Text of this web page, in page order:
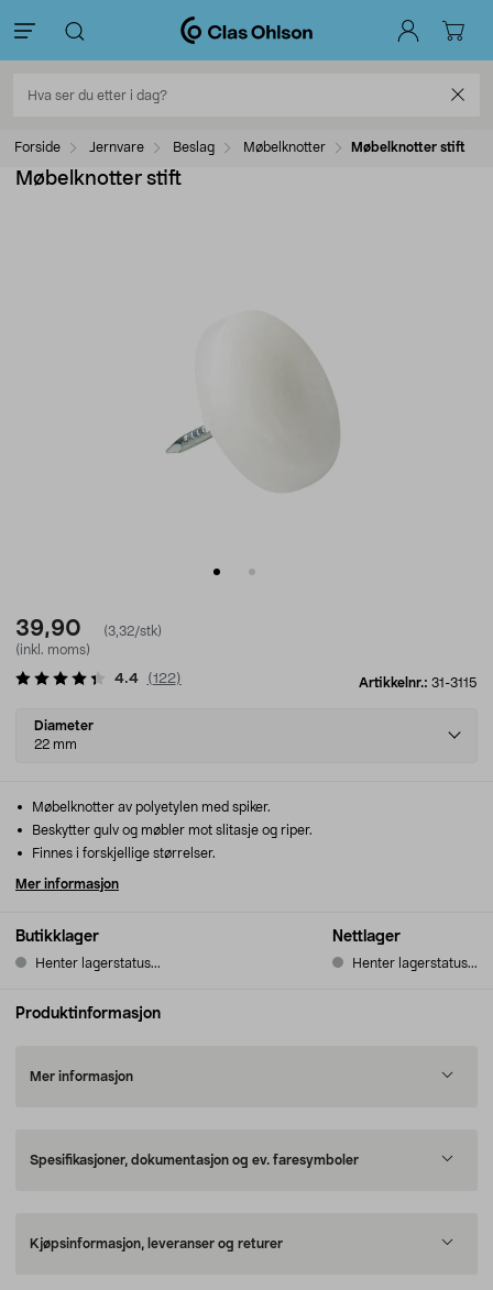
Forside Jernvare Beslag Møbelknotter Møbelknotter stift
Møbelknotter stift
39,90
(3,32/stk)
(inkl. moms)
Artikkelnr.: 31-3115
4.4 (122)
Select
variant
Diameter
22 mm
Butikklager
Henter lagerstatus...
Nettlager
Henter lagerstatus...
Møbelknotter av polyetylen med spiker.
Beskytter gulv og møbler mot slitasje og riper.
Finnes i forskjellige størrelser.
Mer informasjon
Produktinformasjon
Mer informasjon
Spesifikasjoner, dokumentasjon og ev. faresymboler
Kjøpsinformasjon, leveranser og returer